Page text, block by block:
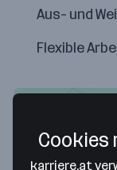
Aus- und
Flexible
Cookies
karriere.at